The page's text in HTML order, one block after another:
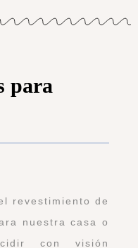
para
revestimiento de
nuestra casa o
con visión